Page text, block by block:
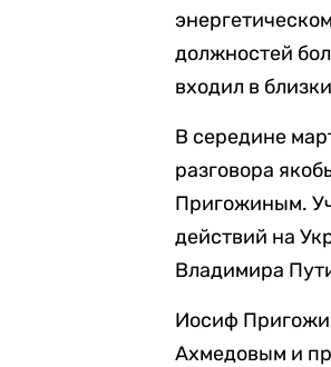
должностей
входил в
В середине
разговора
Пригожиным.
действий на
Владимира
Иосиф
Ахмедовым и